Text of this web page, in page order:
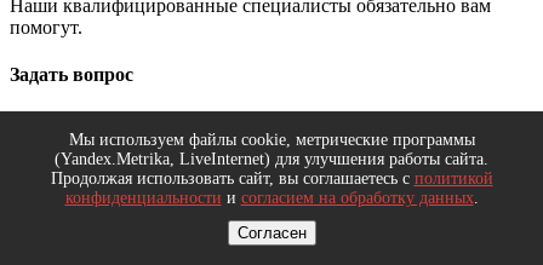
Наши квалифицированные специалисты обязательно вам
помогут.
Задать вопрос
Вопрос*
Мы используем файлы cookie, метрические программы
(Yandex.Metrika, LiveInternet) для улучшения работы сайта.
Продолжая использовать сайт, вы соглашаетесь с политикой
конфиденциальности и согласием на обработку данных.
Согласен